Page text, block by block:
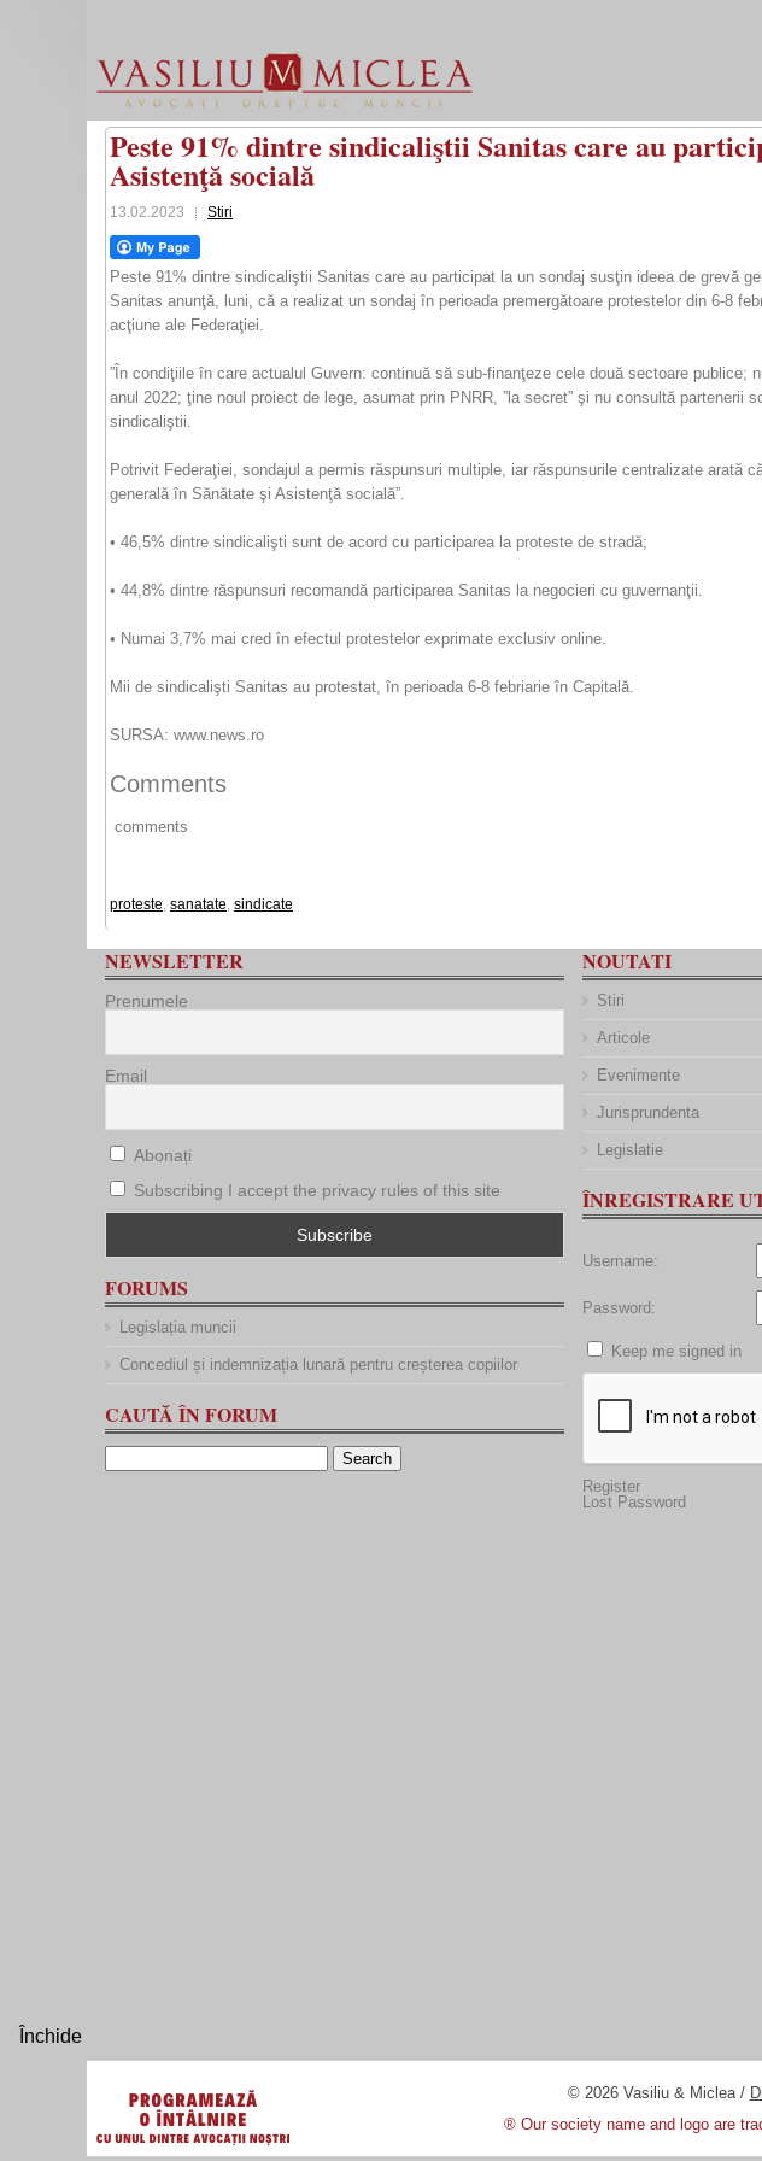
Peste 91% dintre sindicaliştii Sanitas care au
Asistenţă socială
13.02.2023 Stiri
Peste 91% dintre sindicaliştii Sanitas care au participat la un sondaj susţin ideea de grevă
Sanitas anunţă, luni, că a realizat un sondaj în perioada premergătoare protestelor din 6-8
acţiune ale Federaţiei.
”În condiţiile în care actualul Guvern: continuă să sub-finanţeze cele două sectoare
anul 2022; ţine noul proiect de lege, asumat prin PNRR, ”la secret” şi nu consultă
sindicaliştii.
Potrivit Federaţiei, sondajul a permis răspunsuri multiple, iar răspunsurile centralizate
generală în Sănătate şi Asistenţă socială”.
• 46,5% dintre sindicalişti sunt de acord cu participarea la proteste de stradă;
• 44,8% dintre răspunsuri recomandă participarea Sanitas la negocieri cu guvernanţii.
• Numai 3,7% mai cred în efectul protestelor exprimate exclusiv online.
Mii de sindicalişti Sanitas au protestat, în perioada 6-8 febriarie în Capitală.
SURSA: www.news.ro
Comments
comments
proteste, sanatate, sindicate
NEWSLETTER
Prenumele
Email
Abonați
Subscribing I accept the privacy rules of this site
FORUMS
Legislația muncii
Concediul și indemnizația lunară pentru creșterea copiilor
CAUTĂ ÎN FORUM
NOUTATI
Stiri
Articole
Evenimente
Jurisprundenta
Legislatie
ÎNREGISTRARE
Username:
Password:
Keep me signed in
Register
Lost Password
© 2026 Vasiliu & Miclea /
® Our society name and logo are